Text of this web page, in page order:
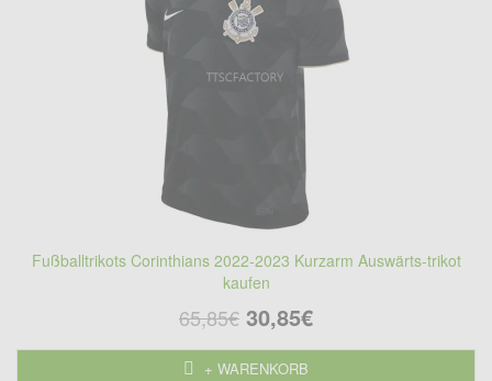
Fußballtrikots Corinthians 2022-2023 Kurzarm Auswärts-trikot
kaufen
65,85€ 30,85€
+ WARENKORB